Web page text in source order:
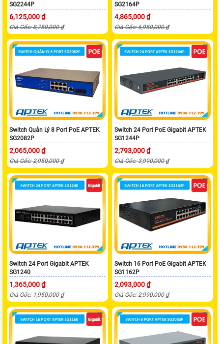
SG2244P
6,125,000 ₫
Giá Gốc: 8,750,000 ₫
SG2164P
4,865,000 ₫
Giá Gốc: 6,950,000 ₫
Switch Quản Lý 8 Port PoE APTEK
SG2082P
2,065,000 ₫
Giá Gốc: 2,950,000 ₫
Switch 24 Port PoE Gigabit APTEK
SG1244P
2,793,000 ₫
Giá Gốc: 3,990,000 ₫
Switch 24 Port Gigabit APTEK
SG1240
1,365,000 ₫
Giá Gốc: 1,950,000 ₫
Switch 16 Port PoE Gigabit APTEK
SG1162P
2,093,000 ₫
Giá Gốc: 2,990,000 ₫